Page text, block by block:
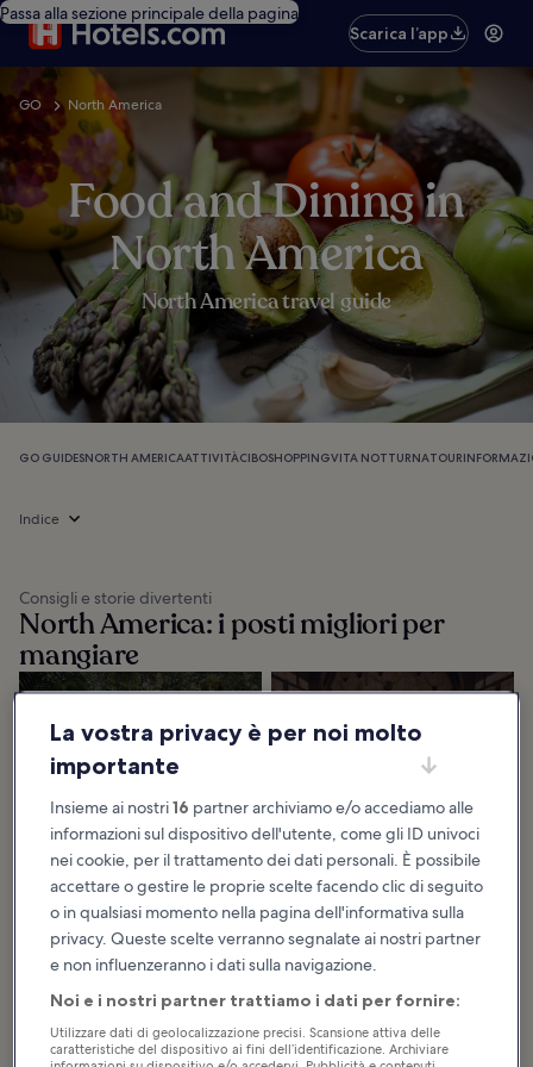
Passa alla sezione principale della pagina
Scarica l’app
GO North America
Food and Dining in
North America
North America travel guide
GO GUIDESNORTH AMERICAATTIVITÀCIBOSHOPPINGVITA NOTTURNATOUR
Indice
Consigli e storie divertenti
North America: i posti migliori per
mangiare
Restaurants: 9
Hotels with
Amazing Cuisine
The best hotel restaurants bring
unique moments to a trip and
occasion. This is what we aimed to
Restaurants in
Universal Orlando
When looking for the best
you won’t have to stray far from
the rides and attractions to grab
9 Best Buffets in
Las Vegas
Buffets in Las Vegas are a staple of
the local culture, offering
steaks...
10 Best Local
Dishes from
Boston
Boston’s best dishes often contain
such as lobster, oysters, and clams.
But with its nickname of
La vostra privacy è per noi molto
importante
Insieme ai nostri16 partner archiviamo e/o accediamo alle
informazioni sul dispositivo dell'utente, come gli ID univoci
nei cookie, per il trattamento dei dati personali. È possibile
accettare o gestire le proprie scelte facendo clic di seguito
o in qualsiasi momento nella pagina dell'informativa sulla
privacy. Queste scelte verranno segnalate ai nostri partner
e non influenzeranno i dati sulla navigazione.
Noi e i nostri partner trattiamo i dati per fornire:
Utilizzare dati di geolocalizzazione precisi. Scansione attiva delle
caratteristiche del dispositivo ai fini dell’identificazione. Archiviare